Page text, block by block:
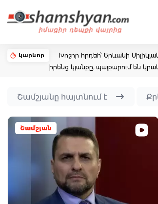
կարևոր
Խոշոր հրդեհ՝ Երևանի
իրենց կյանքը, պայքարում են
Շամշյանը հայտնում է
Շամշյան